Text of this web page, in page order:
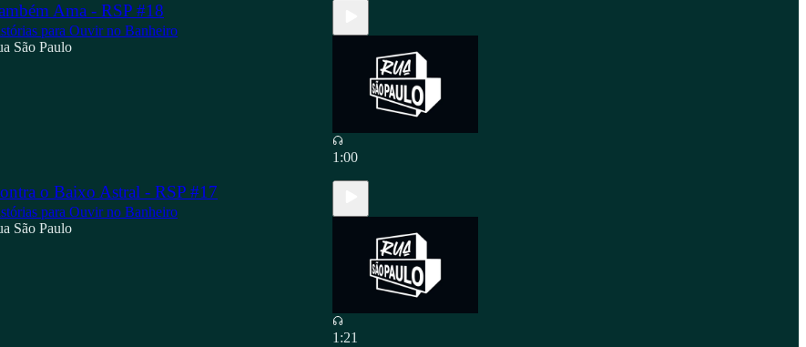
Ama - RSP #18
para Ouvir no Banheiro
São Paulo
1:00
o Baixo Astral - RSP #17
para Ouvir no Banheiro
São Paulo
1:21